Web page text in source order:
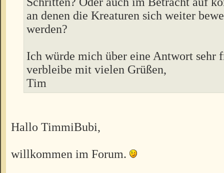
an denen die Kreaturen sich weiter
werden?
Ich würde mich über eine Antwort sehr
verbleibe mit vielen Grüßen,
Tim
Hallo TimmiBubi,
willkommen im Forum.